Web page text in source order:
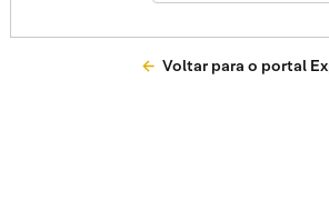
Voltar para o portal